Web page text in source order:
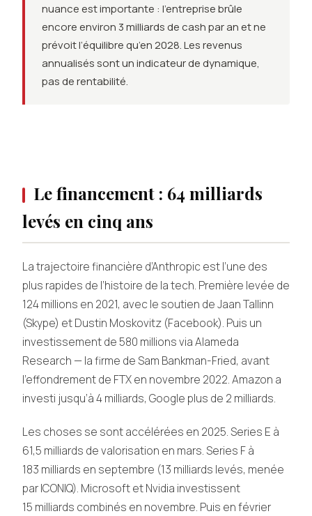
nuance est importante : l’entreprise brûle
encore environ 3 milliards de cash par an et ne
prévoit l’équilibre qu’en 2028. Les revenus
annualisés sont un indicateur de dynamique,
pas de rentabilité.
Le financement : 64 milliards
levés en cinq ans
La trajectoire financière d’Anthropic est l’une des
plus rapides de l’histoire de la tech. Première levée de
124 millions en 2021, avec le soutien de Jaan Tallinn
(Skype) et Dustin Moskovitz (Facebook). Puis un
investissement de 580 millions via Alameda
Research — la firme de Sam Bankman-Fried, avant
l’effondrement de FTX en novembre 2022. Amazon a
investi jusqu’à 4 milliards, Google plus de 2 milliards.
Les choses se sont accélérées en 2025. Series E à
61,5 milliards de valorisation en mars. Series F à
183 milliards en septembre (13 milliards levés, menée
par ICONIQ). Microsoft et Nvidia investissent
15 milliards combinés en novembre. Puis en février